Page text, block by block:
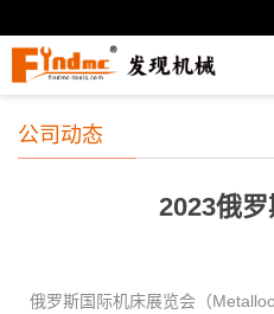
公司动态
2023俄
俄罗斯国际机床展览会（